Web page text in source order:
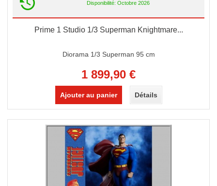
Disponibilité: Octobre 2026
Prime 1 Studio 1/3 Superman Knightmare...
Diorama 1/3 Superman 95 cm
1 899,90 €
Ajouter au panier Détails